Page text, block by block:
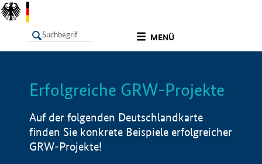
MENÜ
LISTE Info
Erfolgreiche GRW-Projekte
Auf der folgenden Deutschlandkarte
finden Sie konkrete Beispiele erfolgreicher
GRW-Projekte!